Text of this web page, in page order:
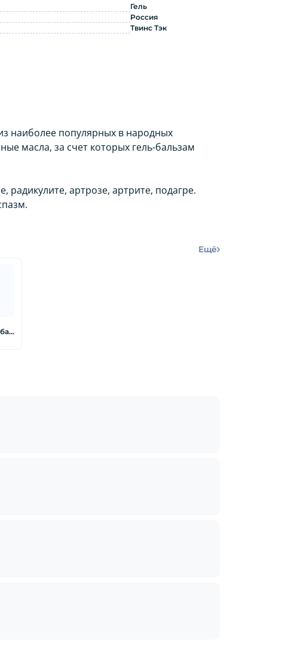
Гель
Россия
Твинс Тэк
наиболее популярных в народных
масла, за счет которых гель-бальзам
радикулите, артрозе, артрите, подагре.
Ещё
911 окопник Гель-бальзам для тела при боли в мышцах суставах 100 мл